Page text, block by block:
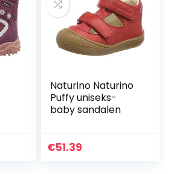
Naturino Naturino
Puffy uniseks-
baby sandalen
€51.39